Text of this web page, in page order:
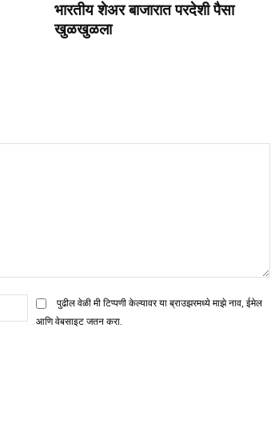
भारतीय शेअर बाजारात परदेशी पैसा
खुळखुळला
मेल*
पुढील वेळी मी टिप्पणी केल्यावर या ब्राउझरमध्ये माझे नाव, ईमेल
आणि वेबसाइट जतन करा.